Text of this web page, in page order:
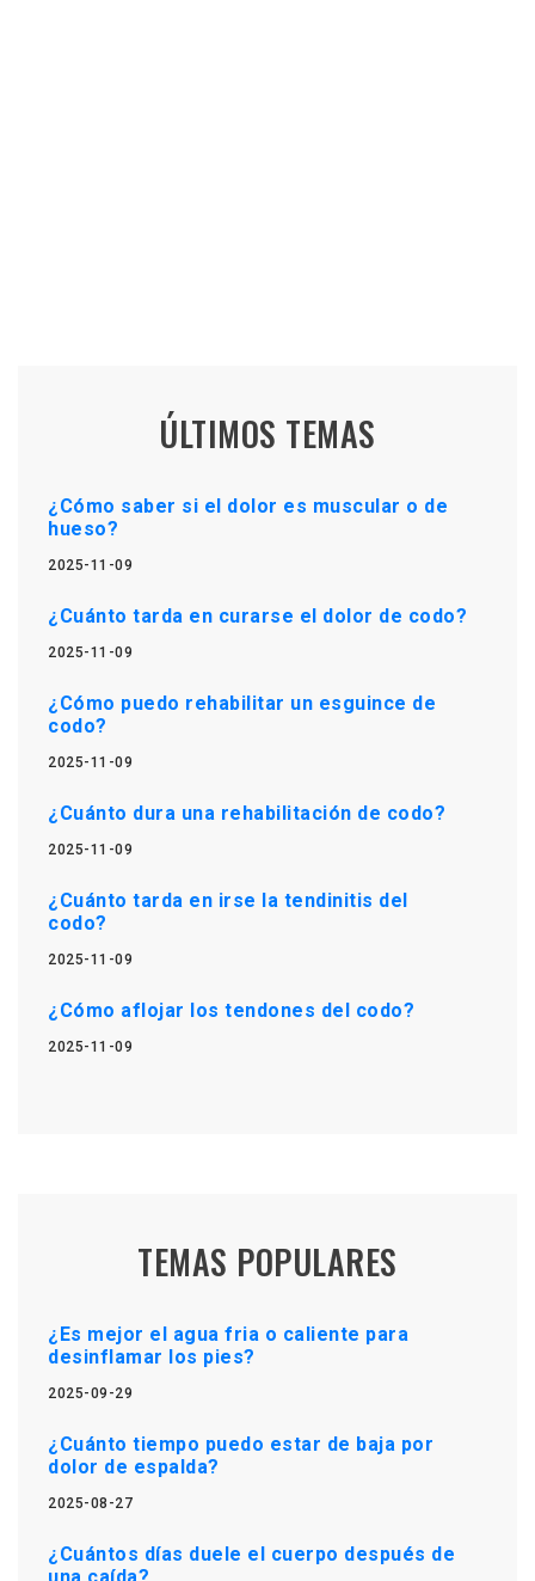
ÚLTIMOS TEMAS
¿Cómo saber si el dolor es muscular o de
hueso?
2025-11-09
¿Cuánto tarda en curarse el dolor de codo?
2025-11-09
¿Cómo puedo rehabilitar un esguince de
codo?
2025-11-09
¿Cuánto dura una rehabilitación de codo?
2025-11-09
¿Cuánto tarda en irse la tendinitis del
codo?
2025-11-09
¿Cómo aflojar los tendones del codo?
2025-11-09
TEMAS POPULARES
¿Es mejor el agua fria o caliente para
desinflamar los pies?
2025-09-29
¿Cuánto tiempo puedo estar de baja por
dolor de espalda?
2025-08-27
¿Cuántos días duele el cuerpo después de